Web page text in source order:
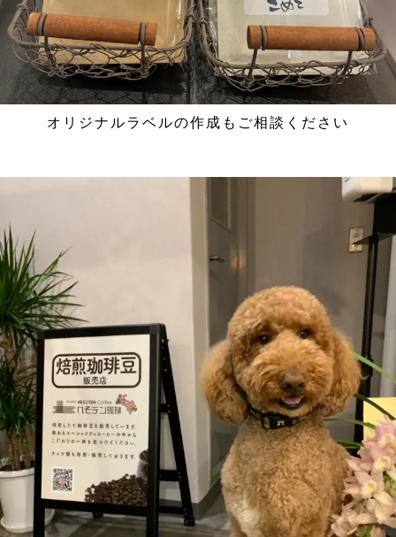
オリジナルラベルの作成もご相談ください